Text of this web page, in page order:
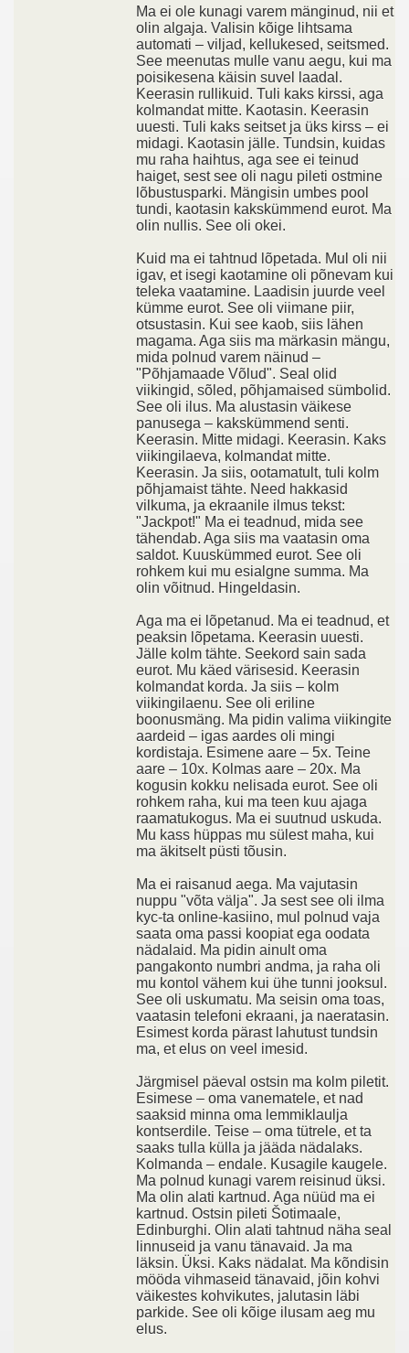
Ma ei ole kunagi varem mänginud, nii et
olin algaja. Valisin kõige lihtsama
automati – viljad, kellukesed, seitsmed.
See meenutas mulle vanu aegu, kui ma
poisikesena käisin suvel laadal.
Keerasin rullikuid. Tuli kaks kirssi, aga
kolmandat mitte. Kaotasin. Keerasin
uuesti. Tuli kaks seitset ja üks kirss – ei
midagi. Kaotasin jälle. Tundsin, kuidas
mu raha haihtus, aga see ei teinud
haiget, sest see oli nagu pileti ostmine
lõbustusparki. Mängisin umbes pool
tundi, kaotasin kakskümmend eurot. Ma
olin nullis. See oli okei.
Kuid ma ei tahtnud lõpetada. Mul oli nii
igav, et isegi kaotamine oli põnevam kui
teleka vaatamine. Laadisin juurde veel
kümme eurot. See oli viimane piir,
otsustasin. Kui see kaob, siis lähen
magama. Aga siis ma märkasin mängu,
mida polnud varem näinud –
"Põhjamaade Võlud". Seal olid
viikingid, sõled, põhjamaised sümbolid.
See oli ilus. Ma alustasin väikese
panusega – kakskümmend senti.
Keerasin. Mitte midagi. Keerasin. Kaks
viikingilaeva, kolmandat mitte.
Keerasin. Ja siis, ootamatult, tuli kolm
põhjamaist tähte. Need hakkasid
vilkuma, ja ekraanile ilmus tekst:
"Jackpot!" Ma ei teadnud, mida see
tähendab. Aga siis ma vaatasin oma
saldot. Kuuskümmed eurot. See oli
rohkem kui mu esialgne summa. Ma
olin võitnud. Hingeldasin.
Aga ma ei lõpetanud. Ma ei teadnud, et
peaksin lõpetama. Keerasin uuesti.
Jälle kolm tähte. Seekord sain sada
eurot. Mu käed värisesid. Keerasin
kolmandat korda. Ja siis – kolm
viikingilaenu. See oli eriline
boonusmäng. Ma pidin valima viikingite
aardeid – igas aardes oli mingi
kordistaja. Esimene aare – 5x. Teine
aare – 10x. Kolmas aare – 20x. Ma
kogusin kokku nelisada eurot. See oli
rohkem raha, kui ma teen kuu ajaga
raamatukogus. Ma ei suutnud uskuda.
Mu kass hüppas mu sülest maha, kui
ma äkitselt püsti tõusin.
Ma ei raisanud aega. Ma vajutasin
nuppu "võta välja". Ja sest see oli ilma
kyc-ta online-kasiino, mul polnud vaja
saata oma passi koopiat ega oodata
nädalaid. Ma pidin ainult oma
pangakonto numbri andma, ja raha oli
mu kontol vähem kui ühe tunni jooksul.
See oli uskumatu. Ma seisin oma toas,
vaatasin telefoni ekraani, ja naeratasin.
Esimest korda pärast lahutust tundsin
ma, et elus on veel imesid.
Järgmisel päeval ostsin ma kolm piletit.
Esimese – oma vanematele, et nad
saaksid minna oma lemmiklaulja
kontserdile. Teise – oma tütrele, et ta
saaks tulla külla ja jääda nädalaks.
Kolmanda – endale. Kusagile kaugele.
Ma polnud kunagi varem reisinud üksi.
Ma olin alati kartnud. Aga nüüd ma ei
kartnud. Ostsin pileti Šotimaale,
Edinburghi. Olin alati tahtnud näha seal
linnuseid ja vanu tänavaid. Ja ma
läksin. Üksi. Kaks nädalat. Ma kõndisin
mööda vihmaseid tänavaid, jõin kohvi
väikestes kohvikutes, jalutasin läbi
parkide. See oli kõige ilusam aeg mu
elus.